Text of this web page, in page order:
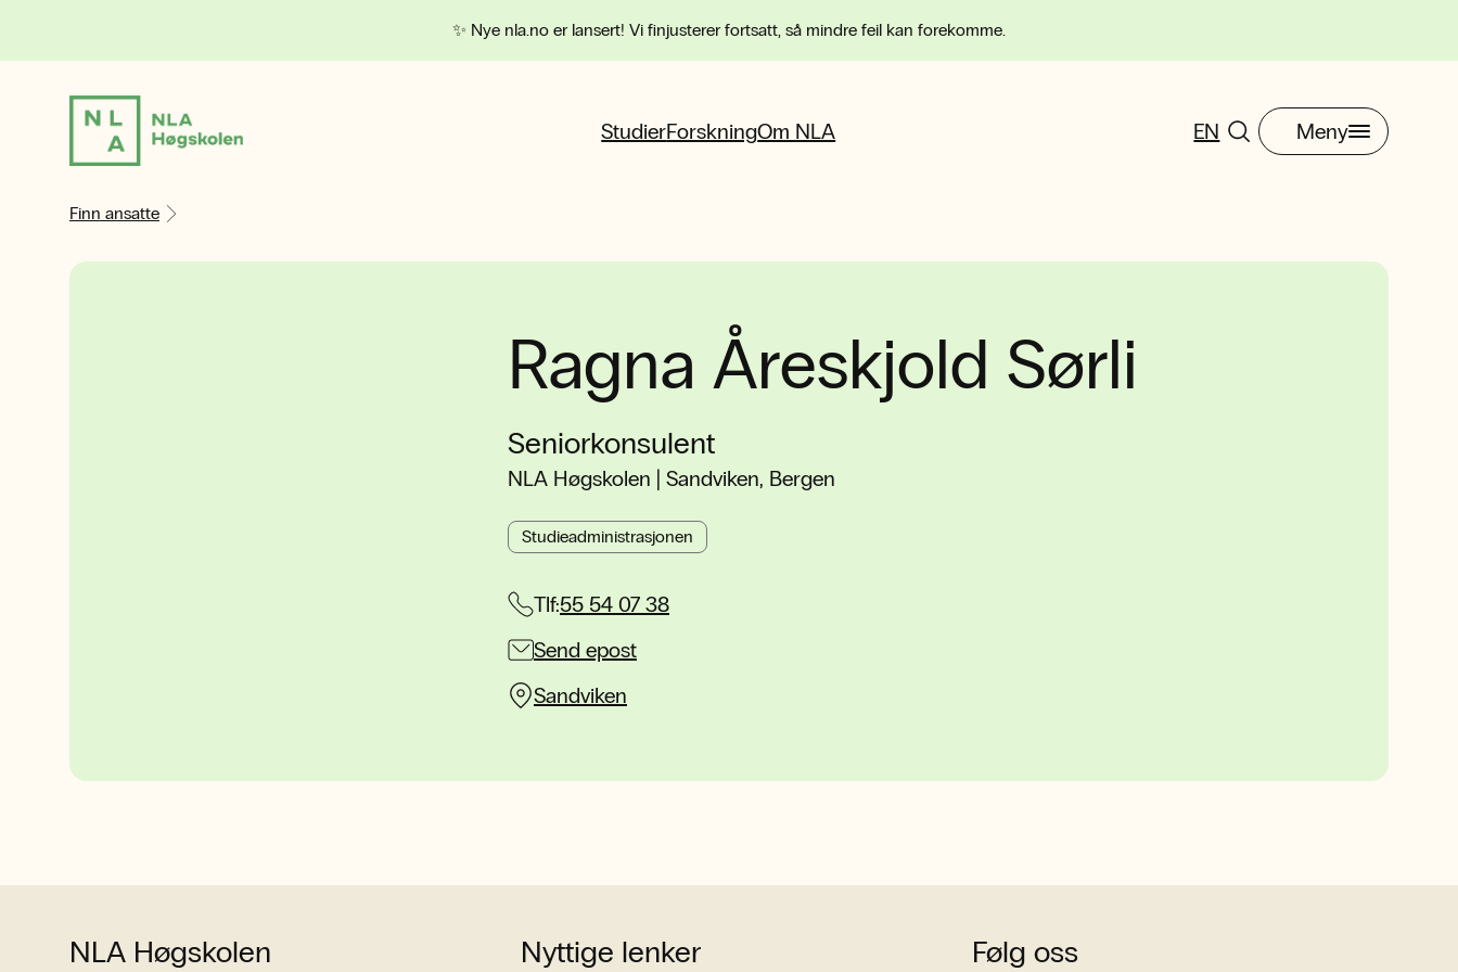
✨ Nye nla.no er lansert! Vi finjusterer fortsatt, så mindre feil kan forekomme.
StudierForskningOm NLA EN Meny
Finn ansatte
Ragna Åreskjold Sørli
Seniorkonsulent
NLA Høgskolen | Sandviken, Bergen
Studieadministrasjonen
Tlf:55 54 07 38
Send epost
Sandviken
NLA Høgskolen Nyttige lenker Følg oss